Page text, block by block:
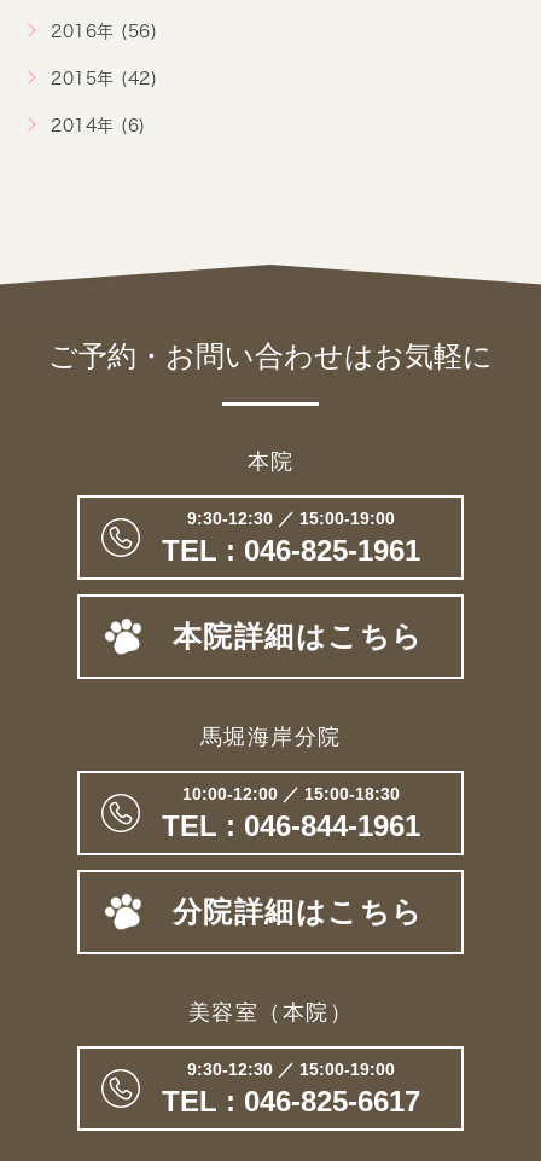
2016年 (56)
2015年 (42)
2014年 (6)
ご予約・お問い合わせはお気軽に
本院
9:30-12:30 ／ 15:00-19:00
TEL : 046-825-1961
本院詳細はこちら
馬堀海岸分院
10:00-12:00 ／ 15:00-18:30
TEL : 046-844-1961
分院詳細はこちら
美容室（本院）
9:30-12:30 ／ 15:00-19:00
TEL : 046-825-6617